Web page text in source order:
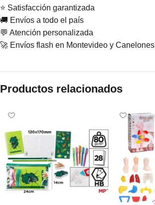
⭐ Satisfacción garantizada
🚚 Envíos a todo el país
💬 Atención personalizada
🚀 Envíos flash en Montevideo y Canelones
Productos relacionados